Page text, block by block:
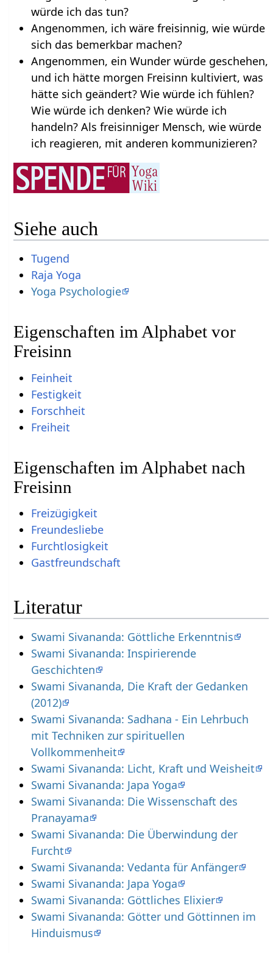
würde ich das tun?
Angenommen, ich wäre freisinnig, wie würde
sich das bemerkbar machen?
Angenommen, ein Wunder würde geschehen,
und ich hätte morgen Freisinn kultiviert, was
hätte sich geändert? Wie würde ich fühlen?
Wie würde ich denken? Wie würde ich
handeln? Als freisinniger Mensch, wie würde
ich reagieren, mit anderen kommunizieren?
Siehe auch
Tugend
Raja Yoga
Yoga Psychologie
Eigenschaften im Alphabet vor
Freisinn
Feinheit
Festigkeit
Forschheit
Freiheit
Eigenschaften im Alphabet nach
Freisinn
Freizügigkeit
Freundesliebe
Furchtlosigkeit
Gastfreundschaft
Literatur
Swami Sivananda: Göttliche Erkenntnis
Swami Sivananda: Inspirierende
Geschichten
Swami Sivananda, Die Kraft der Gedanken
(2012)
Swami Sivananda: Sadhana - Ein Lehrbuch
mit Techniken zur spirituellen
Vollkommenheit
Swami Sivananda: Licht, Kraft und Weisheit
Swami Sivananda: Japa Yoga
Swami Sivananda: Die Wissenschaft des
Pranayama
Swami Sivananda: Die Überwindung der
Furcht
Swami Sivananda: Vedanta für Anfänger
Swami Sivananda: Japa Yoga
Swami Sivananda: Göttliches Elixier
Swami Sivananda: Götter und Göttinnen im
Hinduismus